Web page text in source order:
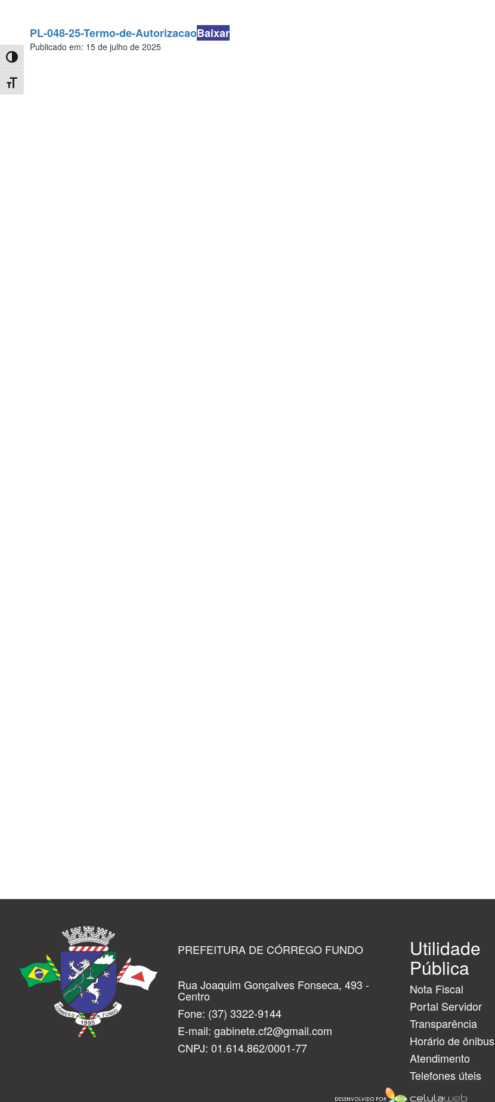
Toggle High Contrast
Toggle Font size
PL-048-25-Termo-de-AutorizacaoBaixar
Publicado em: 15 de julho de 2025
PREFEITURA DE CÓRREGO FUNDO
Rua Joaquim Gonçalves Fonseca, 493 -
Centro
Fone: (37) 3322-9144
E-mail: gabinete.cf2@gmail.com
CNPJ: 01.614.862/0001-77
Utilidade
Pública
Nota Fiscal
Portal Servidor
Transparência
Horário de ônibus
Atendimento
Telefones úteis